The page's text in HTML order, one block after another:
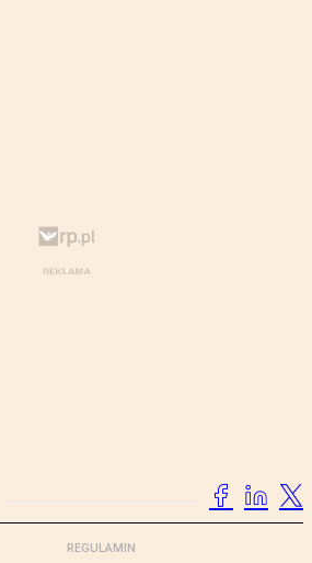
REGULAMIN